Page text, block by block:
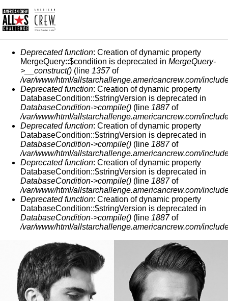
FEHLERMELDUNG
Deprecated function: Creation of dynamic property
MergeQuery::$condition is deprecated in MergeQuery-
>__construct() (line 1357of
/var/www/html/allstarchallenge.americancrew.com/
Deprecated function: Creation of dynamic property
DatabaseCondition::$stringVersion is deprecated in
DatabaseCondition->compile() (line 1887of
/var/www/html/allstarchallenge.americancrew.com/
Deprecated function: Creation of dynamic property
DatabaseCondition::$stringVersion is deprecated in
DatabaseCondition->compile() (line 1887of
/var/www/html/allstarchallenge.americancrew.com/
Deprecated function: Creation of dynamic property
DatabaseCondition::$stringVersion is deprecated in
DatabaseCondition->compile() (line 1887of
/var/www/html/allstarchallenge.americancrew.com/
Deprecated function: Creation of dynamic property
DatabaseCondition::$stringVersion is deprecated in
DatabaseCondition->compile() (line 1887of
/var/www/html/allstarchallenge.americancrew.com/